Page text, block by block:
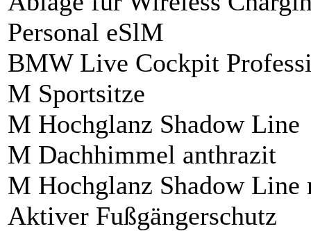
Personal eSlM
BMW Live Cockpit
M Sportsitze
M Hochglanz Shadow Line
M Dachhimmel anthrazit
M Hochglanz Shadow
Aktiver Fußgängerschutz